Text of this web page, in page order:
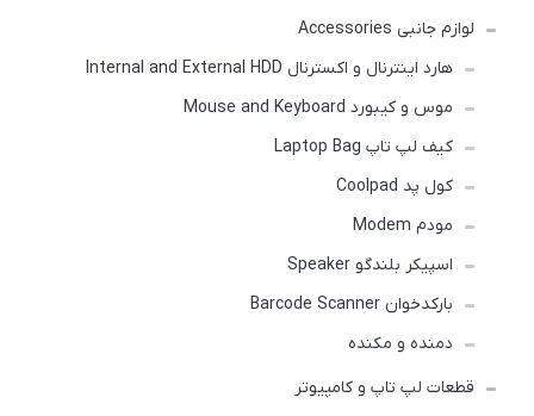
لوازم جانبی Accessories
هارد اینترنال و اکسترنال Internal and External HDD
موس و کیبورد Mouse and Keyboard
کیف لپ تاپ Laptop Bag
کول پد Coolpad
مودم Modem
اسپیکر بلندگو Speaker
بارکدخوان Barcode Scanner
دمنده و مکنده
قطعات لپ تاپ و کامپیوتر